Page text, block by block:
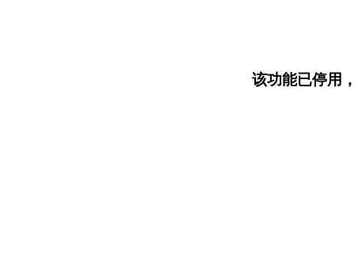
该功能已停用